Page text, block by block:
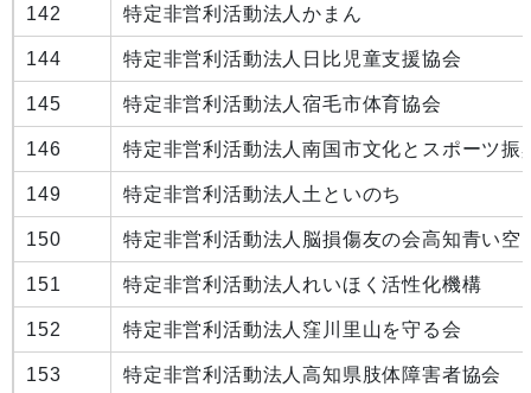
142 特定非営利活動法人かまん
144 特定非営利活動法人日比児童支援協会
145 特定非営利活動法人宿毛市体育協会
146 特定非営利活動法人南国市文化とスポーツ振
149 特定非営利活動法人土といのち
150 特定非営利活動法人脳損傷友の会高知青い空
151 特定非営利活動法人れいほく活性化機構
152 特定非営利活動法人窪川里山を守る会
153 特定非営利活動法人高知県肢体障害者協会